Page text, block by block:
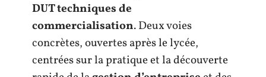
DUT techniques de
commercialisation. Deux voies
concrètes, ouvertes après le lycée,
centrées sur la pratique et la découverte